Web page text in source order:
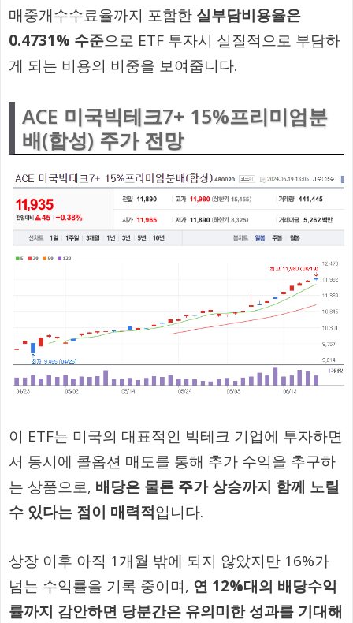
매중개수수료율까지 포함한 실부담비용율은
0.4731% 수준으로 ETF 투자시 실질적으로 부담하
게 되는 비용의 비중을 보여줍니다.
ACE 미국빅테크7+ 15%프리미엄분
배(합성) 주가 전망
이 ETF는 미국의 대표적인 빅테크 기업에 투자하면
서 동시에 콜옵션 매도를 통해 추가 수익을 추구하
는 상품으로, 배당은 물론 주가 상승까지 함께 노릴
수 있다는 점이 매력적입니다.
상장 이후 아직 1개월 밖에 되지 않았지만 16%가
넘는 수익률을 기록 중이며, 연 12%대의 배당수익
률까지 감안하면 당분간은 유의미한 성과를 기대해